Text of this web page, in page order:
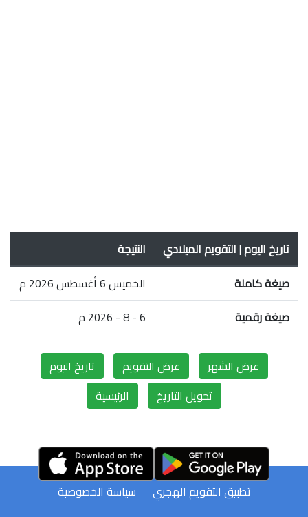
تاريخ اليوم | التقويم الميلادي
النتيجة
صيغة كاملة
الخميس 6 أغسطس 2026 م
صيغة رقمية
6 - 8 - 2026 م
عرض الشهر عرض التقويم
تاريخ اليوم
تحويل التاريخ
الرئيسية
سياسة الخصوصية
تطبيق التقويم الهجري